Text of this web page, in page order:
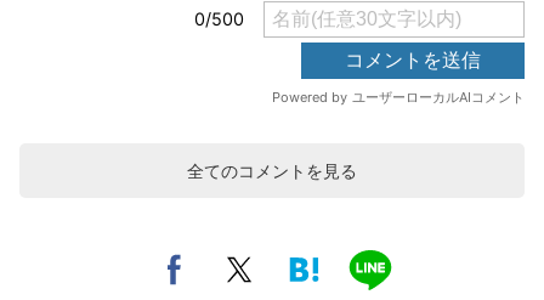
全てのコメントを見る